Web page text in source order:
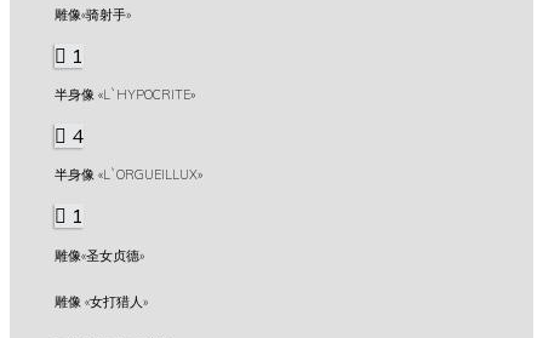
雕像«骑射手»
1
半身像 «L`HYPOCRITE»
4
半身像 «L`ORGUEILLUX»
1
雕像«圣女贞德»
雕像 «女打猎人»